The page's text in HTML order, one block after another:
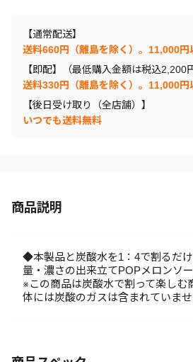
【通常配送】
送料660円（離島を除く）。11,000
【即配】（最低購入金額は税込2,200
送料330円（離島を除く）。11,000
【後日受け取り（全店舗）】
いつでも送料無料
商品説明
◆本製品と炭酸水を1：4で割るだ
量・濃さの出来立てPOPメロンソー
※この商品は炭酸水で割って楽しむ
体には炭酸のガスは含まれていませ